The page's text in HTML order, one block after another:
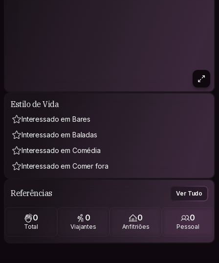
Estilo de Vida
Interessado em Bares
Interessado em Baladas
Interessado em Comédia
Interessado em Comer fora
Referências Ver Tudo
0
Total
0
Viajantes
0
Anfitriões
0
Pessoal